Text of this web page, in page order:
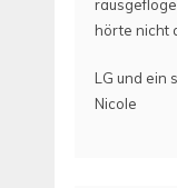
hörte nicht
LG und ein
Nicole